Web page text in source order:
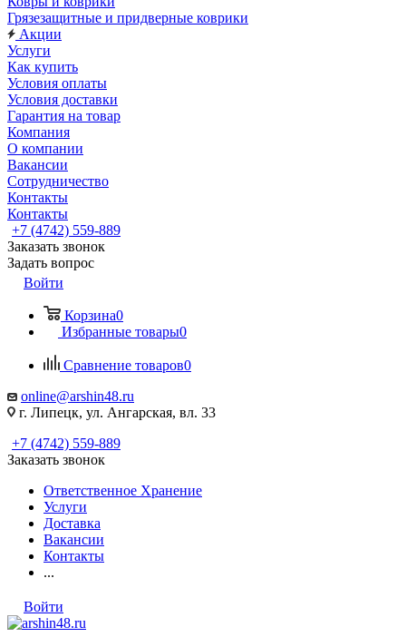
Грязезащитные и придверные коврики
Акции
Услуги
Как купить
Условия оплаты
Условия доставки
Гарантия на товар
Компания
О компании
Вакансии
Сотрудничество
Контакты
Контакты
+7 (4742) 559-889
Заказать звонок
Задать вопрос
Войти
Корзина0
Избранные товары0
Сравнение товаров0
online@arshin48.ru
г. Липецк, ул. Ангарская, вл. 33
+7 (4742) 559-889
Заказать звонок
Ответственное Хранение
Услуги
Доставка
Вакансии
Контакты
...
Войти